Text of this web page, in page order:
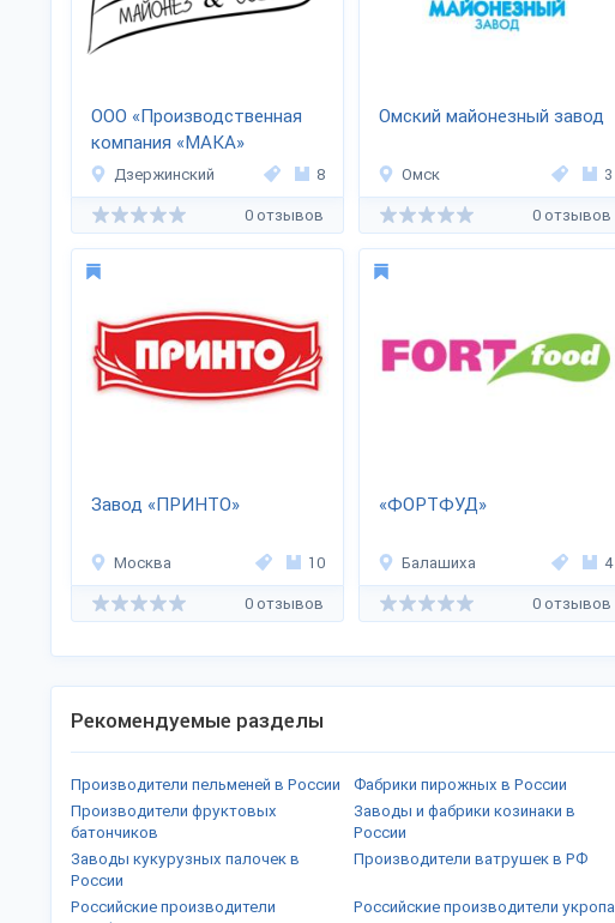
ООО «Производственная
компания «МАКА»
Дзержинский 8
0 отзывов
Омский майонезный завод
Омск 3
0 отзывов
Завод «ПРИНТО»
Москва 10
0 отзывов
«ФОРТФУД»
Балашиха 4
0 отзывов
Рекомендуемые разделы
Производители пельменей в России
Фабрики пирожных в России
Производители фруктовых
батончиков
Заводы и фабрики козинаки в
России
Заводы кукурузных палочек в
России
Производители ватрушек в РФ
Российские производители
Российские производители укропа